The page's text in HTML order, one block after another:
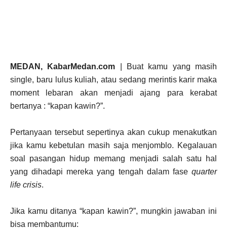
MEDAN, KabarMedan.com | Buat kamu yang masih
single, baru lulus kuliah, atau sedang merintis karir maka
moment lebaran akan menjadi ajang para kerabat
bertanya : “kapan kawin?”.
Pertanyaan tersebut sepertinya akan cukup menakutkan
jika kamu kebetulan masih saja menjomblo. Kegalauan
soal pasangan hidup memang menjadi salah satu hal
yang dihadapi mereka yang tengah dalam fase quarter
life crisis.
Jika kamu ditanya “kapan kawin?”, mungkin jawaban ini
bisa membantumu: